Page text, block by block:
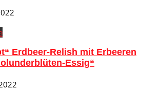
Erdbeer-Relish mit Erbeeren
Essig“